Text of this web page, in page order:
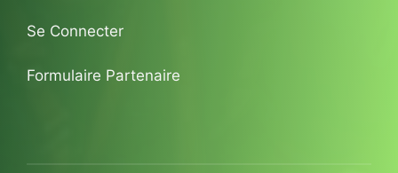
Se Connecter
Formulaire Partenaire